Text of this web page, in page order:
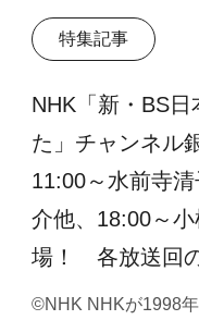
特集記事
NHK「新・BS日
た」チャンネル
11:00～水前寺
介他、18:00～
場！ 各放送回
©NHK NHKが1998